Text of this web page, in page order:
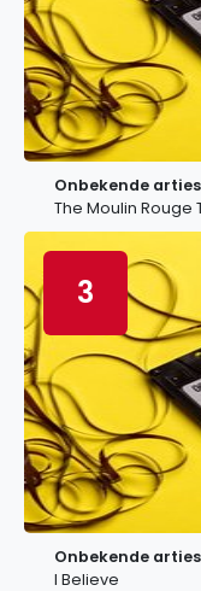
Onbekende
The Moulin Rouge
3
Onbekende
I Believe